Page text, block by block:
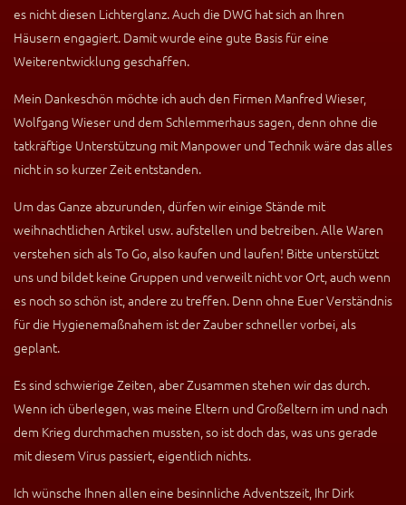
es nicht diesen Lichterglanz. Auch die DWG hat sich an Ihren
Häusern engagiert. Damit wurde eine gute Basis für eine
Weiterentwicklung geschaffen.
Mein Dankeschön möchte ich auch den Firmen Manfred Wieser,
Wolfgang Wieser und dem Schlemmerhaus sagen, denn ohne die
tatkräftige Unterstützung mit Manpower und Technik wäre das alles
nicht in so kurzer Zeit entstanden.
Um das Ganze abzurunden, dürfen wir einige Stände mit
weihnachtlichen Artikel usw. aufstellen und betreiben. Alle Waren
verstehen sich als To Go, also kaufen und laufen! Bitte unterstützt
uns und bildet keine Gruppen und verweilt nicht vor Ort, auch wenn
es noch so schön ist, andere zu treffen. Denn ohne Euer Verständnis
für die Hygienemaßnahem ist der Zauber schneller vorbei, als
geplant.
Es sind schwierige Zeiten, aber Zusammen stehen wir das durch.
Wenn ich überlegen, was meine Eltern und Großeltern im und nach
dem Krieg durchmachen mussten, so ist doch das, was uns gerade
mit diesem Virus passiert, eigentlich nichts.
Ich wünsche Ihnen allen eine besinnliche Adventszeit, Ihr Dirk